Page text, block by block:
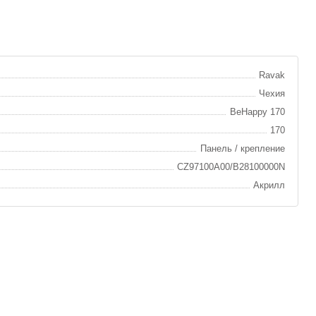
Ravak
Чехия
BeHappy 170
170
Панель / крепление
CZ97100A00/B28100000N
Акрилл